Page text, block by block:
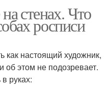
стенах. Что
росписи
как настоящий художник,
об этом не подозревает.
руках: